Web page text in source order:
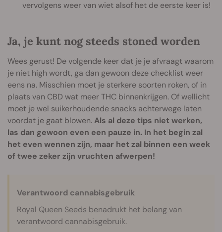
vervolgens weer van wiet alsof het de eerste keer is!
Ja, je kunt nog steeds stoned worden
Wees gerust! De volgende keer dat je je afvraagt waarom
je niet high wordt, ga dan gewoon deze checklist weer
eens na. Misschien moet je sterkere soorten roken, of in
plaats van CBD wat meer THC binnenkrijgen. Of wellicht
moet je wel suikerhoudende snacks achterwege laten
voordat je gaat blowen.Als al deze tips niet werken,
las dan gewoon even een pauze in. In het begin zal
het even wennen zijn, maar het zal binnen een week
of twee zeker zijn vruchten afwerpen!
Verantwoord cannabisgebruik
Royal Queen Seeds benadrukt het belang van
verantwoord cannabisgebruik.